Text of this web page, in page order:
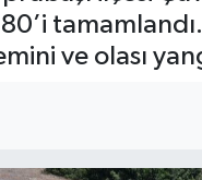
ve olası